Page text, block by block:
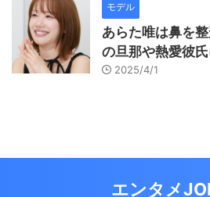
モデル
あらた唯は鼻を
の旦那や熱愛彼氏
2025/4/1
エンタメ